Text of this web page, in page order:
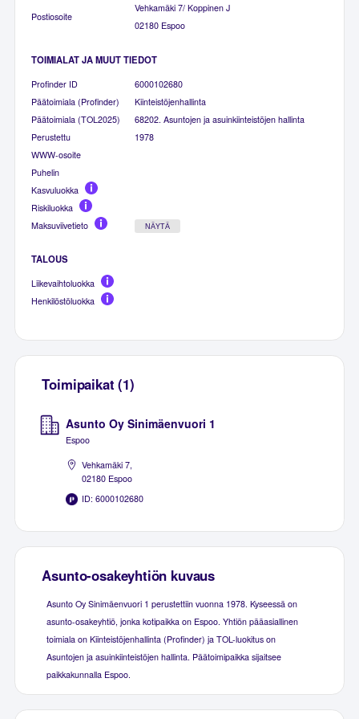
Postiosoite
Vehkamäki 7/ Koppinen J
02180 Espoo
TOIMIALAT JA MUUT TIEDOT
Profinder ID
6000102680
Päätoimiala (Profinder)
Kiinteistöjenhallinta
Päätoimiala (TOL2025)
68202. Asuntojen ja asuinkiinteistöjen hallinta
Perustettu
1978
WWW-osoite
Puhelin
Kasvuluokka
Riskiluokka
Maksuviivetieto
NÄYTÄ
TALOUS
Liikevaihtoluokka
Henkilöstöluokka
Toimipaikat (1)
Asunto Oy Sinimäenvuori 1
Espoo
Vehkamäki 7,
02180 Espoo
ID: 6000102680
Asunto-osakeyhtiön kuvaus
Asunto Oy Sinimäenvuori 1 perustettiin vuonna 1978. Kyseessä on
asunto-osakeyhtiö, jonka kotipaikka on Espoo. Yhtiön pääasiallinen
toimiala on Kiinteistöjenhallinta (Profinder) ja TOL-luokitus on
Asuntojen ja asuinkiinteistöjen hallinta. Päätoimipaikka sijaitsee
paikkakunnalla Espoo.